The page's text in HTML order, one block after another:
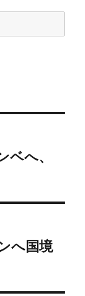
へ、
へ国境